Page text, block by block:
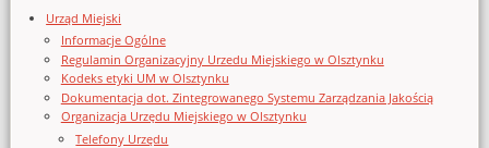
Urząd Miejski
Informacje Ogólne
Regulamin Organizacyjny Urzedu Miejskiego w Olsztynku
Kodeks etyki UM w Olsztynku
Dokumentacja dot. Zintegrowanego Systemu Zarządzania Jakością
Organizacja Urzędu Miejskiego w Olsztynku
Telefony Urzędu